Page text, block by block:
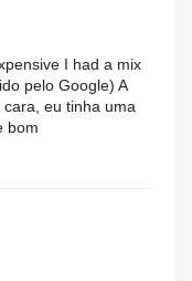
I had a mix
pelo Google) A
eu tinha uma
bom